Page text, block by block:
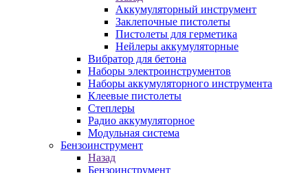
Аккумуляторный инструмент
Заклепочные пистолеты
Пистолеты для герметика
Нейлеры аккумуляторные
Вибратор для бетона
Наборы электроинструментов
Наборы аккумуляторного инструмента
Клеевые пистолеты
Степлеры
Радио аккумуляторное
Модульная система
Бензоинструмент
Назад
Бензоинструмент